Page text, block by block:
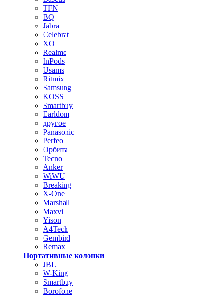
TFN
BQ
Jabra
Celebrat
XO
Realme
InPods
Usams
Ritmix
Samsung
KOSS
Smartbuy
Earldom
другое
Panasonic
Perfeo
Орбита
Tecno
Anker
WiWU
Breaking
X-One
Marshall
Maxvi
Yison
A4Tech
Gembird
Remax
Портативные колонки
JBL
W-King
Smartbuy
Borofone